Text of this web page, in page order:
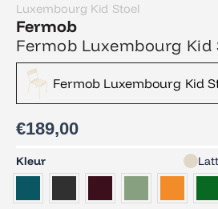
Luxembourg Kid Stoel
Fermob
Fermob Luxembourg Kid
Fermob Luxembourg Kid
€189,00
Kleur
Fermob
Luxembourg